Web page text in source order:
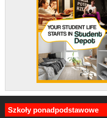
Szkoły ponadpodstawowe